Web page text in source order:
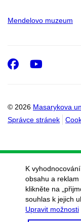
Mendelovo muzeum
© 2026 Masarykova
Správce stránek
Facebook
K
obsahu a
klikněte na
souhlas k jejich
Upravit možnosti